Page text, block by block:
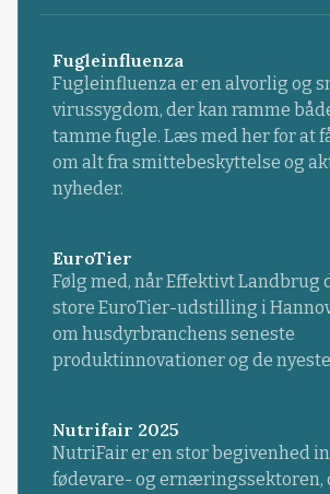
Fugleinfluenza
Fugleinfluenza er en alvorlig og
virussygdom, der kan ramme
tamme fugle. Læs med her for at
om alt fra smittebeskyttelse og
nyheder.
EuroTier
Følg med, når Effektivt Landbrug
store EuroTier-udstilling i
om husdyrbranchens seneste
produktinnovationer og de
Nutrifair 2025
NutriFair er en stor begivenhed
fødevare- og ernæringssektoren,